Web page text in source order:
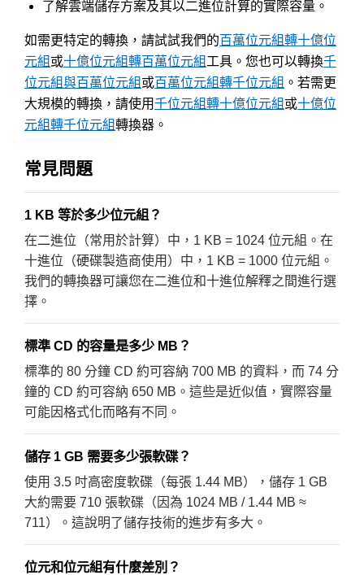
了解雲端儲存方案及其以二進位計算的實際容量。
如需更特定的轉換，請試試我們的百萬位元組轉十億位
元組或十億位元組轉百萬位元組工具。您也可以轉換千
位元組與百萬位元組或百萬位元組轉千位元組 。若需更
大規模的轉換，請使用千位元組轉十億位元組或十億位
元組轉千位元組轉換器。
常見問題
1 KB 等於多少位元組？
在二進位（常用於計算）中，1 KB = 1024 位元組。在
十進位（硬碟製造商使用）中，1 KB = 1000 位元組。
我們的轉換器可讓您在二進位和十進位解釋之間進行選
擇。
標準 CD 的容量是多少 MB？
標準的 80 分鐘 CD 約可容納 700 MB 的資料，而 74 分
鐘的 CD 約可容納 650 MB。這些是近似值，實際容量
可能因格式化而略有不同。
儲存 1 GB 需要多少張軟碟？
使用 3.5 吋高密度軟碟（每張 1.44 MB），儲存 1 GB
大約需要 710 張軟碟（因為 1024 MB / 1.44 MB ≈
711）。這說明了儲存技術的進步有多大。
位元和位元組有什麼差別？